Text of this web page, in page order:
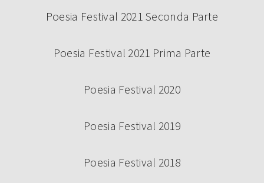
Poesia Festival 2021 Seconda Parte
Poesia Festival 2021 Prima Parte
Poesia Festival 2020
Poesia Festival 2019
Poesia Festival 2018